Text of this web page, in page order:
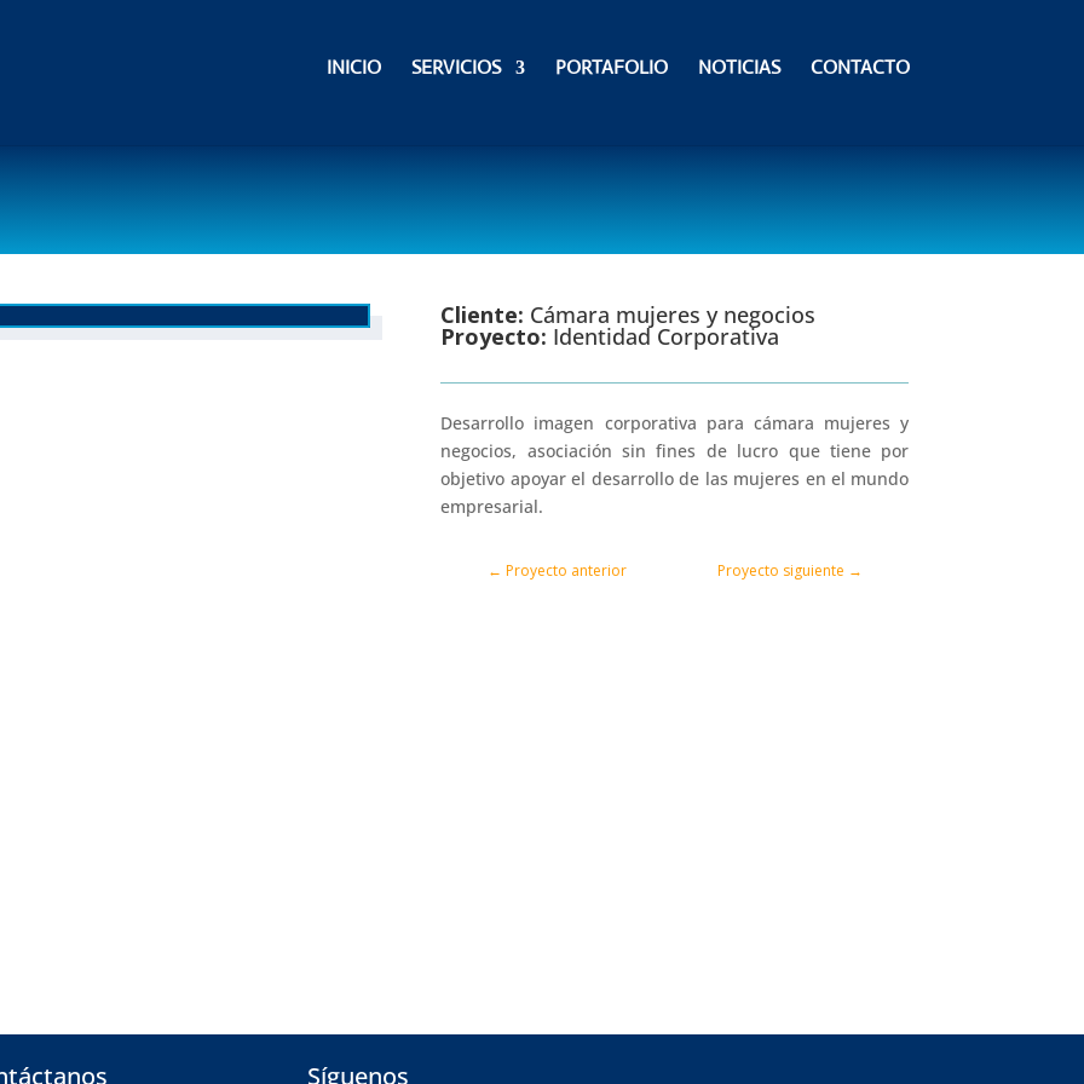
INICIO SERVICIOS PORTAFOLIO NOTICIAS CONTACTO
Cliente: Cámara mujeres y negocios
Proyecto: Identidad Corporativa
Desarrollo imagen corporativa para cámara mujeres y
negocios, asociación sin fines de lucro que tiene por
objetivo apoyar el desarrollo de las mujeres en el mundo
empresarial.
←Proyecto anterior Proyecto siguiente →
Síguenos